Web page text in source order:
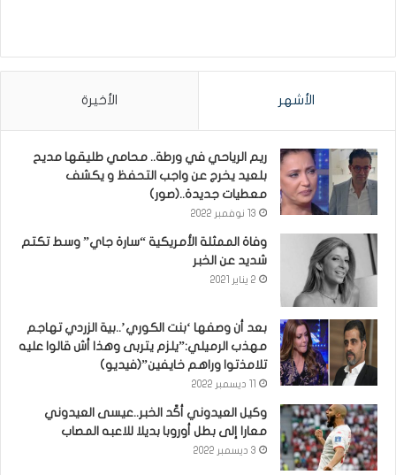
الأشهر الأخيرة
ريم الرياحي في ورطة.. محامي طليقها مديح
بلعيد يخرج عن واجب التحفظ و يكشف
معطيات جديدة..(صور)
13 نوفمبر 2022
وفاة الممثلة الأمريكية “سارة جاي” وسط تكتم
شديد عن الخبر
2 يناير 2021
بعد أن وصفها ‘بنت الكوري’..بية الزردي تهاجم
مهذب الرميلي:”يلزم يتربى وهذا أش قالوا عليه
تلامذتوا وراهم خايفين”(فيديو)
وكيل العيدوني أكّد الخبر..عيسى العيدوني
معارا إلى بطل أوروبا بديلا للاعبه المصاب
3 ديسمبر 2022